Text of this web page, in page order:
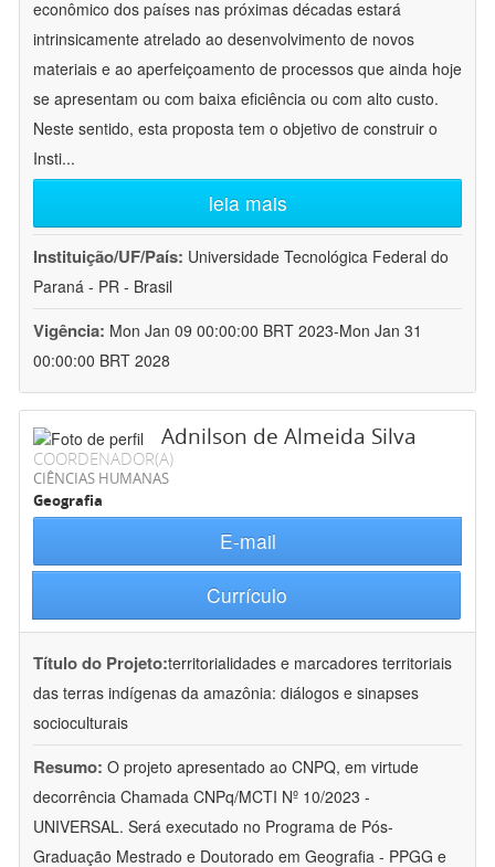
econômico dos países nas próximas décadas estará
intrinsicamente atrelado ao desenvolvimento de novos
materiais e ao aperfeiçoamento de processos que ainda hoje
se apresentam ou com baixa eficiência ou com alto custo.
Neste sentido, esta proposta tem o objetivo de construir o
Insti...
leia mais
Instituição/UF/País: Universidade Tecnológica Federal do
Paraná - PR - Brasil
Vigência: Mon Jan 09 00:00:00 BRT 2023-Mon Jan 31
00:00:00 BRT 2028
Adnilson de Almeida Silva
COORDENADOR(A)
CIÊNCIAS HUMANAS
Geografia
E-mail
Currículo
Título do Projeto:territorialidades e marcadores territoriais
das terras indígenas da amazônia: diálogos e sinapses
socioculturais
Resumo: O projeto apresentado ao CNPQ, em virtude
decorrência Chamada CNPq/MCTI Nº 10/2023 -
UNIVERSAL. Será executado no Programa de Pós-
Graduação Mestrado e Doutorado em Geografia - PPGG e